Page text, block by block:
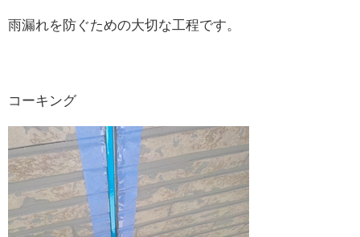
雨漏れを防ぐための大切な工程です。
コーキング